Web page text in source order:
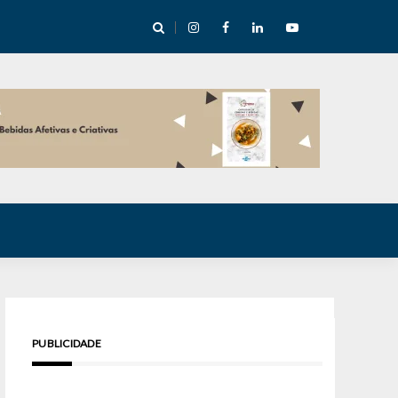
abre mentoria de storytelling com 10 vagas
PUBLICIDADE